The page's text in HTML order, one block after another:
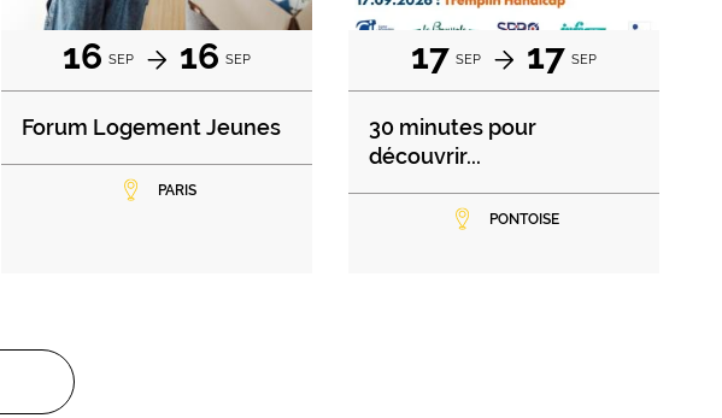
16 SEP 16 SEP
Forum Logement Jeunes
PARIS
17 SEP 17 SEP
30 minutes pour
découvrir...
PONTOISE